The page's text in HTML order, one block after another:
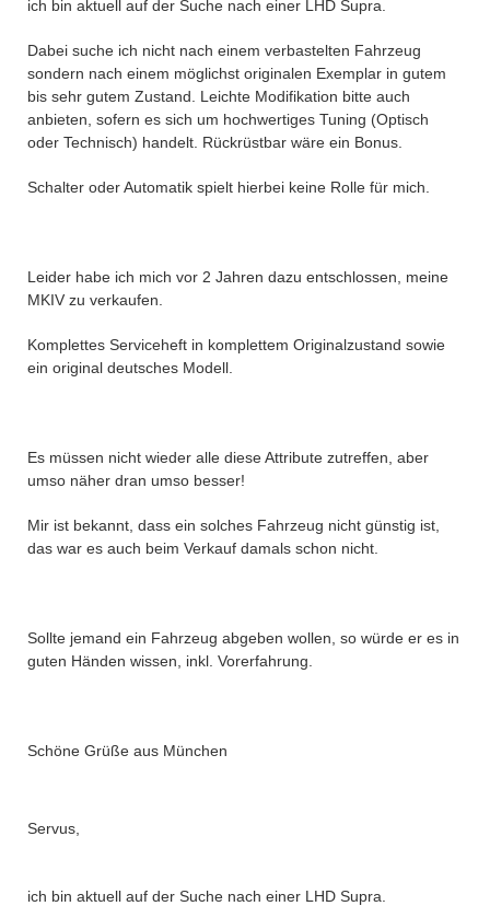
ich bin aktuell auf der Suche nach einer LHD Supra.
Dabei suche ich nicht nach einem verbastelten Fahrzeug
sondern nach einem möglichst originalen Exemplar in gutem
bis sehr gutem Zustand. Leichte Modifikation bitte auch
anbieten, sofern es sich um hochwertiges Tuning (Optisch
oder Technisch) handelt. Rückrüstbar wäre ein Bonus.
Schalter oder Automatik spielt hierbei keine Rolle für mich.
Leider habe ich mich vor 2 Jahren dazu entschlossen, meine
MKIV zu verkaufen.
Komplettes Serviceheft in komplettem Originalzustand sowie
ein original deutsches Modell.
Es müssen nicht wieder alle diese Attribute zutreffen, aber
umso näher dran umso besser!
Mir ist bekannt, dass ein solches Fahrzeug nicht günstig ist,
das war es auch beim Verkauf damals schon nicht.
Sollte jemand ein Fahrzeug abgeben wollen, so würde er es in
guten Händen wissen, inkl. Vorerfahrung.
Schöne Grüße aus München
Servus,
ich bin aktuell auf der Suche nach einer LHD Supra.